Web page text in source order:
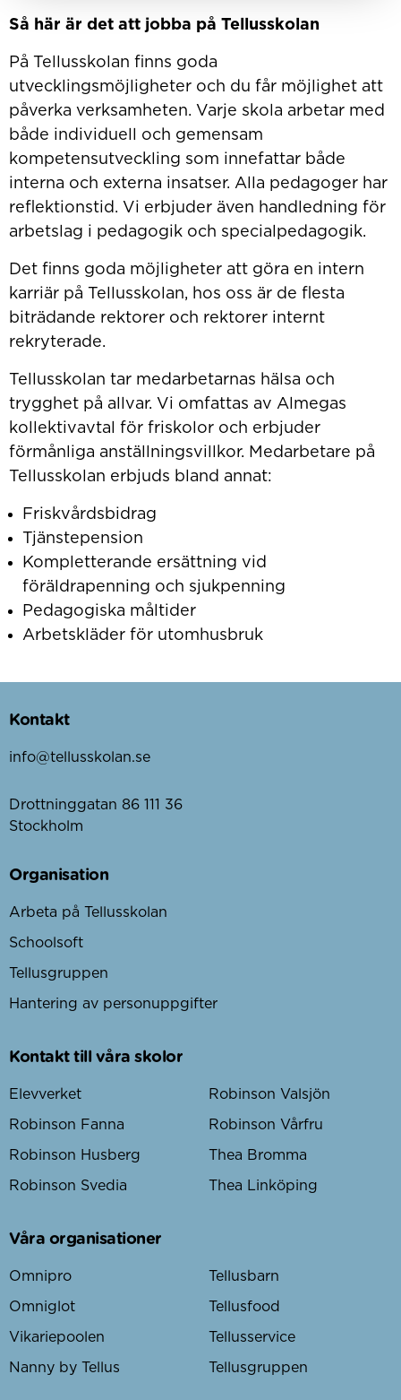
Så här är det att jobba på Tellusskolan
På Tellusskolan finns goda
utvecklingsmöjligheter och du får möjlighet att
påverka verksamheten. Varje skola arbetar med
både individuell och gemensam
kompetensutveckling som innefattar både
interna och externa insatser. Alla pedagoger har
reflektionstid. Vi erbjuder även handledning för
arbetslag i pedagogik och specialpedagogik.
Det finns goda möjligheter att göra en intern
karriär på Tellusskolan, hos oss är de flesta
biträdande rektorer och rektorer internt
rekryterade.
Tellusskolan tar medarbetarnas hälsa och
trygghet på allvar. Vi omfattas av Almegas
kollektivavtal för friskolor och erbjuder
förmånliga anställningsvillkor. Medarbetare på
Tellusskolan erbjuds bland annat:
Friskvårdsbidrag
Tjänstepension
Kompletterande ersättning vid
föräldrapenning och sjukpenning
Pedagogiska måltider
Arbetskläder för utomhusbruk
Kontakt
info@tellusskolan.se
Drottninggatan 86 111 36
Stockholm
Organisation
Arbeta på Tellusskolan
Schoolsoft
Tellusgruppen
Hantering av personuppgifter
Kontakt till våra skolor
Elevverket
Robinson Fanna
Robinson Husberg
Robinson Svedia
Robinson Valsjön
Robinson Vårfru
Thea Bromma
Thea Linköping
Våra organisationer
Omnipro
Omniglot
Vikariepoolen
Nanny by Tellus
Tellusbarn
Tellusfood
Tellusservice
Tellusgruppen